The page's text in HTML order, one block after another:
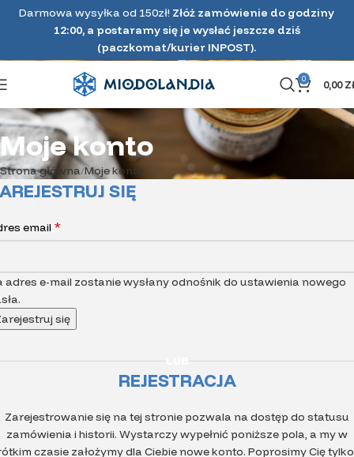
Darmowa wysyłka od 150zł! Złóż zamówienie do godziny
12:00, a postaramy się je wysłać jeszcze dziś
(paczkomat/kurier INPOST).
0 0,00
Moje konto
Strona główna Moje konto
SIĘ
email *
adres e-mail zostanie wysłany odnośnik do ustawienia nowego
się
LUB
REJESTRACJA
Zarejestrowanie się na tej stronie pozwala na dostęp do statusu
zamówienia i historii. Wystarczy wypełnić poniższe pola, a my w
czasie założymy dla Ciebie nowe konto. Poprosimy Cię